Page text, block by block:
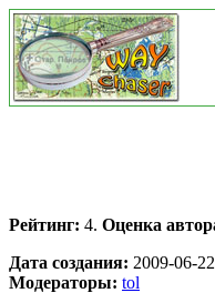
Рейтинг: 4. Оценка
Дата создания: 2009-06-
Модераторы: tol